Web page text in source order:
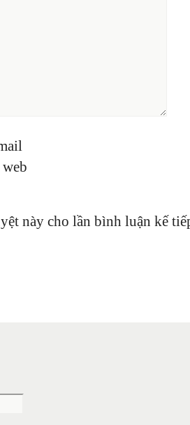
này cho lần bình luận kế